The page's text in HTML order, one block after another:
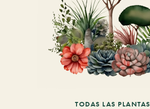
TODAS LAS PLANTAS